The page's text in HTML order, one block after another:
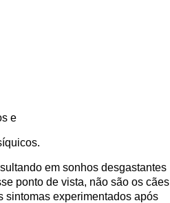
e
em sonhos desgastantes
ponto de vista, não são os cães
sintomas experimentados após